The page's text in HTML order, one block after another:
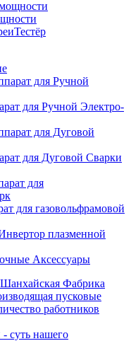
Тестёр
для Ручной Электро-
для Дуговой Сварки
для газовольфрамовой
плазменной
Аксессуары
Фабрика
пусковые
работников
суть нашего